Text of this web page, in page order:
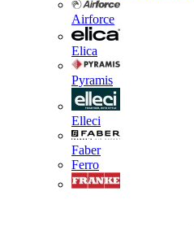
Airforce
Elica
Pyramis
Elleci
Faber
Ferro